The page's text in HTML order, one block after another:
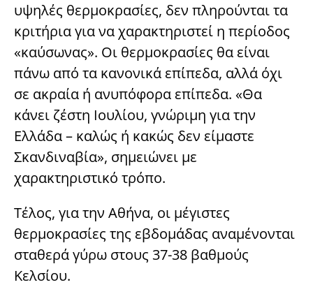
υψηλές θερμοκρασίες, δεν πληρούνται τα
κριτήρια για να χαρακτηριστεί η περίοδος
«καύσωνας». Οι θερμοκρασίες θα είναι
πάνω από τα κανονικά επίπεδα, αλλά όχι
σε ακραία ή ανυπόφορα επίπεδα. «Θα
κάνει ζέστη Ιουλίου, γνώριμη για την
Ελλάδα – καλώς ή κακώς δεν είμαστε
Σκανδιναβία», σημειώνει με
χαρακτηριστικό τρόπο.
Τέλος, για την Αθήνα, οι μέγιστες
θερμοκρασίες της εβδομάδας αναμένονται
σταθερά γύρω στους 37-38 βαθμούς
Κελσίου.